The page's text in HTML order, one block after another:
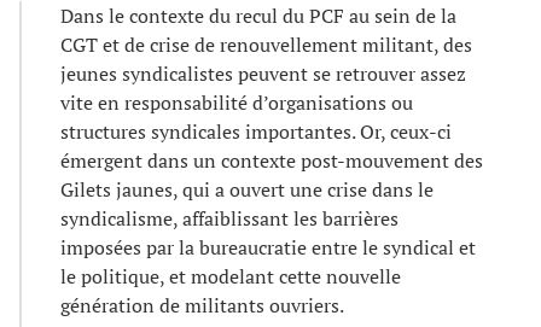
Dans le contexte du recul du PCF au sein de la
CGT et de crise de renouvellement militant, des
jeunes syndicalistes peuvent se retrouver assez
vite en responsabilité d’organisations ou
structures syndicales importantes. Or, ceux-ci
émergent dans un contexte post-mouvement des
Gilets jaunes, qui a ouvert une crise dans le
syndicalisme, affaiblissant les barrières
imposées par la bureaucratie entre le syndical et
le politique, et modelant cette nouvelle
génération de militants ouvriers.